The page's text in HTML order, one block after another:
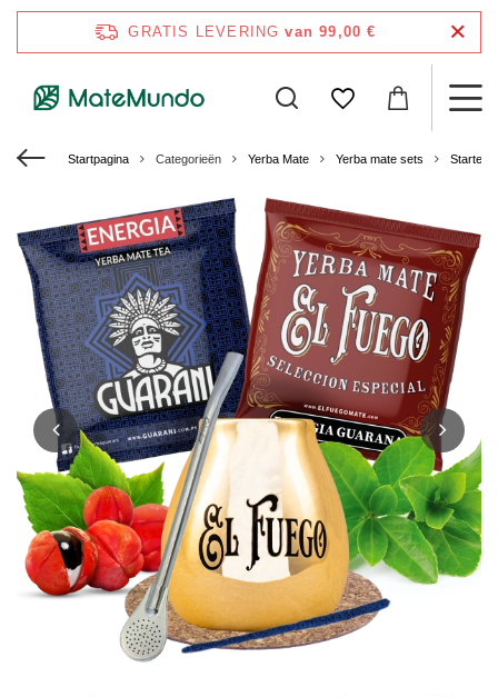
GRATIS LEVERING van 99,00 €
Startpagina Categorieën Yerba Mate Yerba mate sets